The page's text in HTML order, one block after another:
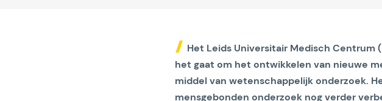
Het Leids Universitair Medisch Centrum
het gaat om het ontwikkelen van nieuwe
middel van wetenschappelijk onderzoek.
mensgebonden onderzoek nog verder